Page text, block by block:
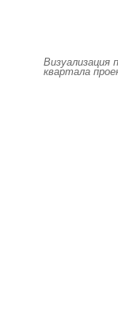
Визуализация
квартала